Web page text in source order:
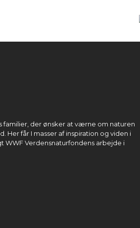
familier, der ønsker at værne om naturen
Her får I masser af inspiration og viden i
WWF Verdensnaturfondens arbejde i